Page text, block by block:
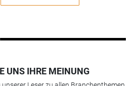
UNS IHRE MEINUNG